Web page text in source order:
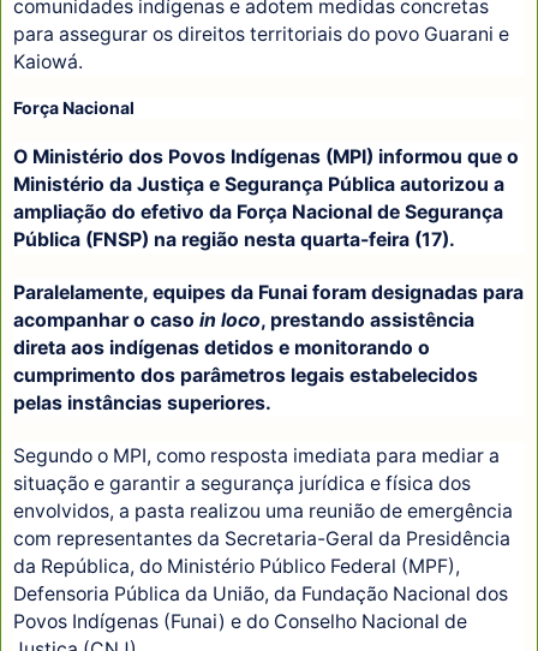
comunidades indígenas e adotem medidas concretas
para assegurar os direitos territoriais do povo Guarani e
Kaiowá.
Força Nacional
O Ministério dos Povos Indígenas (MPI) informou que o
Ministério da Justiça e Segurança Pública autorizou a
ampliação do efetivo da Força Nacional de Segurança
Pública (FNSP) na região nesta quarta-feira (17).
Paralelamente, equipes da Funai foram designadas para
acompanhar o caso in loco, prestando assistência
direta aos indígenas detidos e monitorando o
cumprimento dos parâmetros legais estabelecidos
pelas instâncias superiores.
Segundo o MPI, como resposta imediata para mediar a
situação e garantir a segurança jurídica e física dos
envolvidos, a pasta realizou uma reunião de emergência
com representantes da Secretaria-Geral da Presidência
da República, do Ministério Público Federal (MPF),
Defensoria Pública da União, da Fundação Nacional dos
Povos Indígenas (Funai) e do Conselho Nacional de